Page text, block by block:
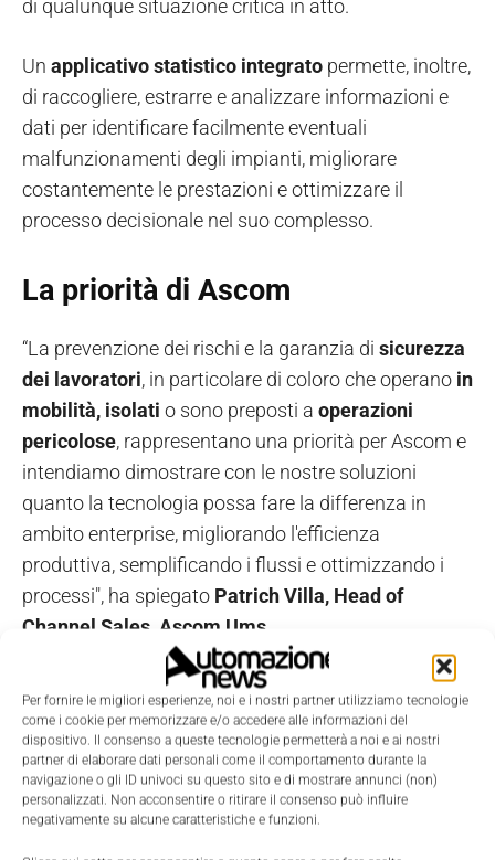
Per fornire le migliori esperienze, noi e i nostri partner utilizziamo tecnologie
come i cookie per memorizzare e/o accedere alle informazioni del
dispositivo. Il consenso a queste tecnologie permetterà a noi e ai nostri
partner di elaborare dati personali come il comportamento durante la
navigazione o gli ID univoci su questo sito e di mostrare annunci (non)
personalizzati. Non acconsentire o ritirare il consenso può influire
negativamente su alcune caratteristiche e funzioni.
di qualunque situazione critica in atto.
Un applicativo statistico integrato permette, inoltre,
di raccogliere, estrarre e analizzare informazioni e
dati per identificare facilmente eventuali
malfunzionamenti degli impianti, migliorare
costantemente le prestazioni e ottimizzare il
processo decisionale nel suo complesso.
La priorità di Ascom
“La prevenzione dei rischi e la garanzia di sicurezza
dei lavoratori, in particolare di coloro che operano in
mobilità, isolati o sono preposti a operazioni
pericolose, rappresentano una priorità per Ascom e
intendiamo dimostrare con le nostre soluzioni
quanto la tecnologia possa fare la differenza in
ambito enterprise, migliorando l'efficienza
produttiva, semplificando i flussi e ottimizzando i
processi", ha spiegato Patrich Villa, Head of
Channel Sales, Ascom Ums
"Con Ofèlia offriamo uno strumento realmente
orientato alla sicurezza di lavoratori e sistemi,
efficace inoltre nel ridurre i rischi legati a fermi
macchina e incidenti,a beneficio della produttività
TAGS Ofèlia